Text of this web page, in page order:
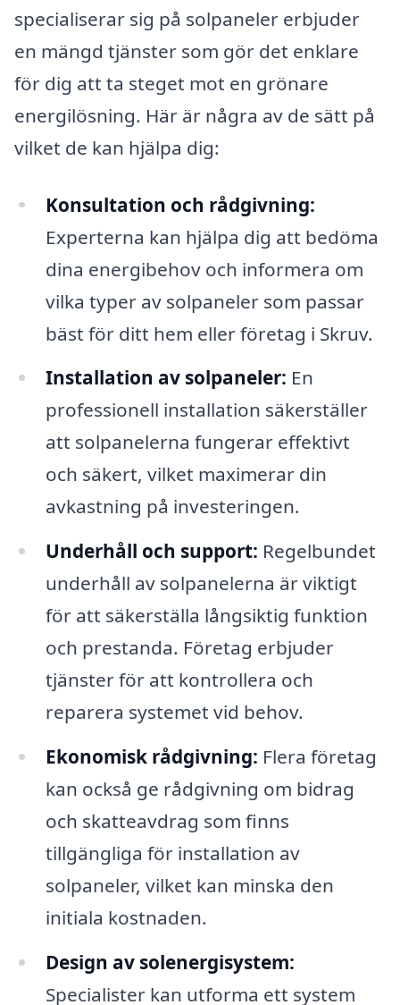
specialiserar sig på solpaneler erbjuder
en mängd tjänster som gör det enklare
för dig att ta steget mot en grönare
energilösning. Här är några av de sätt på
vilket de kan hjälpa dig:
Konsultation och rådgivning:
Experterna kan hjälpa dig att bedöma
dina energibehov och informera om
vilka typer av solpaneler som passar
bäst för ditt hem eller företag i Skruv.
Installation av solpaneler: En
professionell installation säkerställer
att solpanelerna fungerar effektivt
och säkert, vilket maximerar din
avkastning på investeringen.
Underhåll och support: Regelbundet
underhåll av solpanelerna är viktigt
för att säkerställa långsiktig funktion
och prestanda. Företag erbjuder
tjänster för att kontrollera och
reparera systemet vid behov.
Ekonomisk rådgivning: Flera företag
kan också ge rådgivning om bidrag
och skatteavdrag som finns
tillgängliga för installation av
solpaneler, vilket kan minska den
initiala kostnaden.
Design av solenergisystem:
Specialister kan utforma ett system